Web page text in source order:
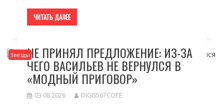
ЧИТАТЬ ДАЛЕЕ
ЗвездыНЕ ПРИНЯЛ ПРЕДЛОЖЕНИЕ: ИЗ-ЗА
ЧЕГО ВАСИЛЬЕВ НЕ ВЕРНУЛСЯ В
«МОДНЫЙ ПРИГОВОР»
03.08.2026 DIGIS567COPE